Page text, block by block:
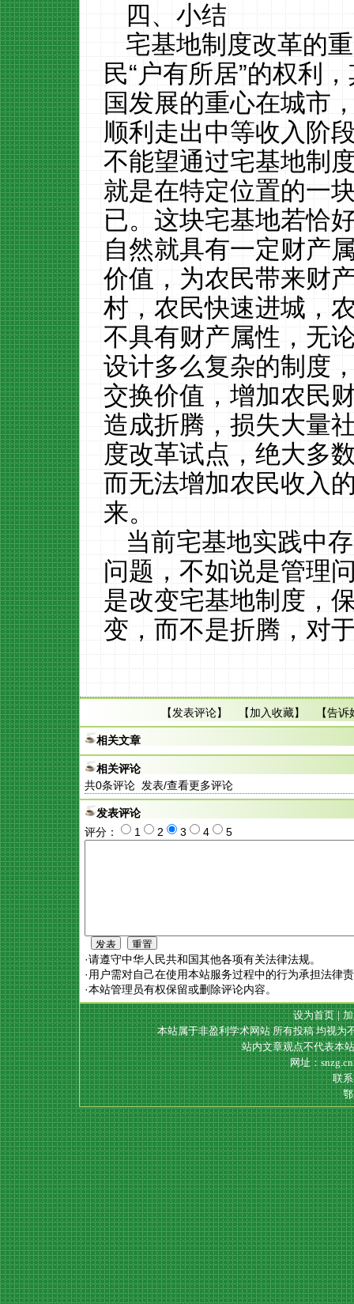
四、小结
宅基地制度改革的
民“户有所居”的权利
国发展的重心在城市
顺利走出中等收入阶
不能望通过宅基地制
就是在特定位置的一
已。这块宅基地若恰
自然就具有一定财产
价值，为农民带来财
村，农民快速进城，
不具有财产属性，无
设计多么复杂的制度
交换价值，增加农民
造成折腾，损失大量
度改革试点，绝大多
而无法增加农民收入
来。
当前宅基地实践中
问题，不如说是管理
是改变宅基地制度，
变，而不是折腾，对
【发表评论】 【加入收藏】 【告诉
相关文章
相关评论
共0条评论 发表/查看更多评论
发表评论
评分：
1 2 3 4 5
·请遵守中华人民共和国其他各项有关法律法规。
·用户需对自己在使用本站服务过程中的行为承担法律
·本站管理员有权保留或删除评论内容。
设为首页|
本站属于非盈利学术网站 所有投稿 均视为
站内文章观点不代表本
网址：
联